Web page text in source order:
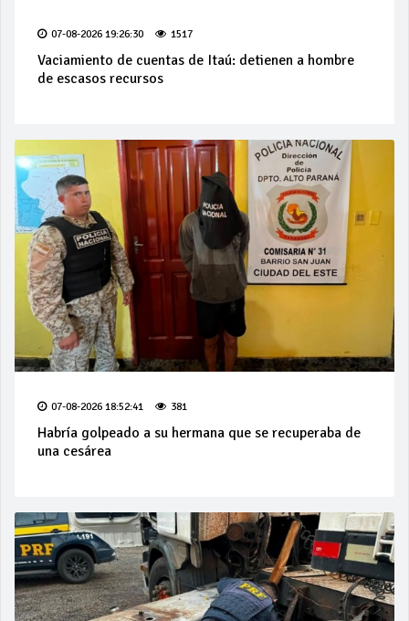
07-08-2026 19:26:30 1517
Vaciamiento de cuentas de Itaú: detienen a hombre
de escasos recursos
07-08-2026 18:52:41 381
Habría golpeado a su hermana que se recuperaba de
una cesárea